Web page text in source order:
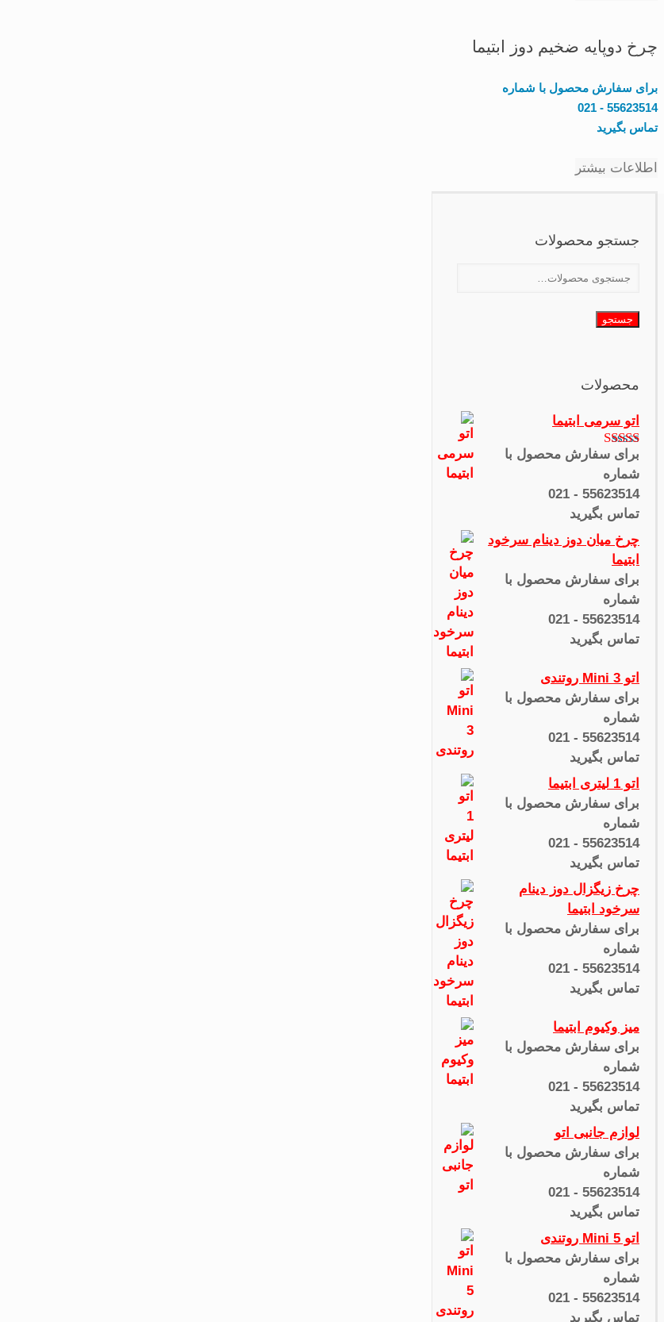
چرخ دوپایه ضخیم دوز ابتیما
برای سفارش محصول با شماره
55623514 - 021
تماس بگیرید
اطلاعات بیشتر
جستجو محصولات
جستجو
محصولات
اتو سرمی ابتیما
نمره 4.00
از 5
برای سفارش محصول با
شماره
55623514 - 021
تماس بگیرید
چرخ میان دوز دینام سرخود
ابتیما
برای سفارش محصول با
شماره
55623514 - 021
تماس بگیرید
اتو Mini 3 روتندی
برای سفارش محصول با
شماره
55623514 - 021
تماس بگیرید
اتو 1 لیتری ابتیما
برای سفارش محصول با
شماره
55623514 - 021
تماس بگیرید
چرخ زیگزال دوز دینام
سرخود ابتیما
برای سفارش محصول با
شماره
55623514 - 021
تماس بگیرید
میز وکیوم ابتیما
برای سفارش محصول با
شماره
55623514 - 021
تماس بگیرید
لوازم جانبی اتو
برای سفارش محصول با
شماره
55623514 - 021
تماس بگیرید
اتو Mini 5 روتندی
برای سفارش محصول با
شماره
55623514 - 021
تماس بگیرید